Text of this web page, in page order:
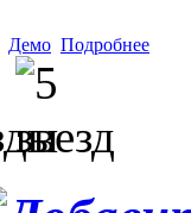
Демо Подробнее